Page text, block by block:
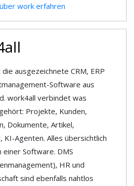
work erfahren
ausgezeichnete CRM, ERP
Software aus
work4all verbindet was
Projekte, Kunden,
Dokumente, Artikel,
KI-Agenten. Alles übersichtlich
Software. DMS
HR und
sind ebenfalls nahtlos